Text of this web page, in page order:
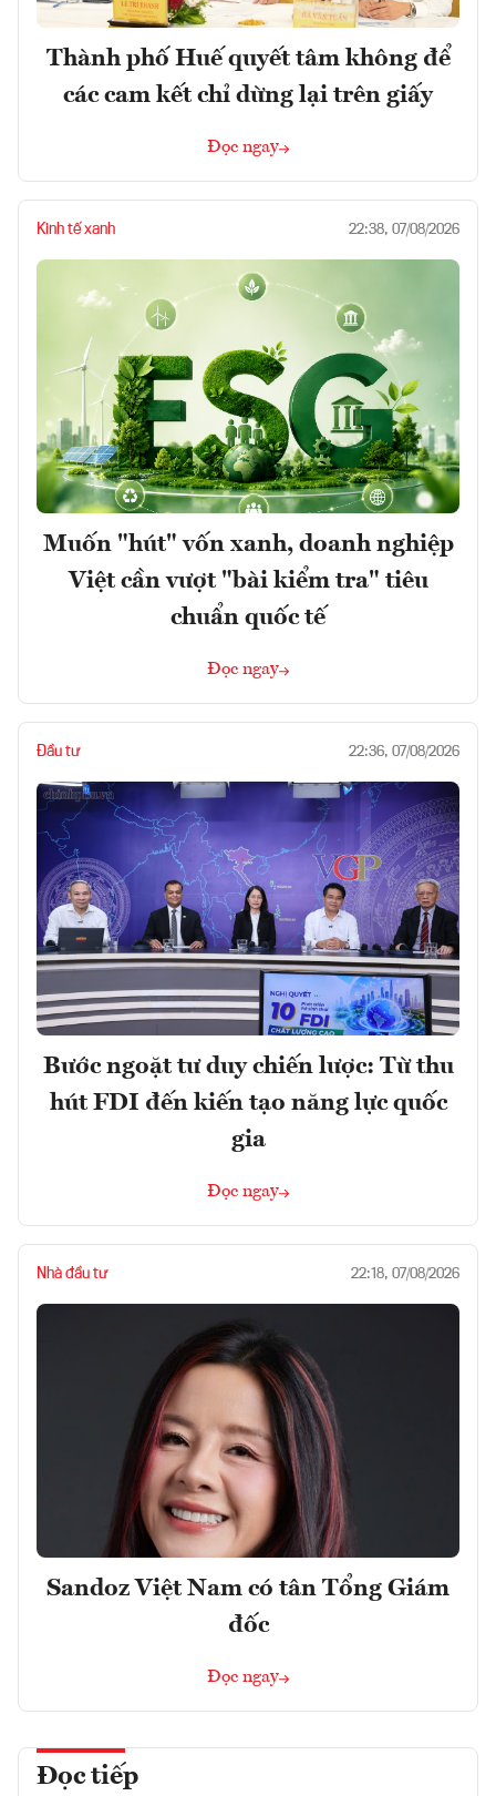
Thành phố Huế quyết tâm không để
các cam kết chỉ dừng lại trên giấy
Đọc ngay
Kinh tế xanh 22:38, 07/08/2026
Muốn "hút" vốn xanh, doanh nghiệp
Việt cần vượt "bài kiểm tra" tiêu
chuẩn quốc tế
Đọc ngay
Đầu tư 22:36, 07/08/2026
Bước ngoặt tư duy chiến lược: Từ thu
hút FDI đến kiến tạo năng lực quốc
gia
Đọc ngay
Nhà đầu tư 22:18, 07/08/2026
Sandoz Việt Nam có tân Tổng Giám
đốc
Đọc ngay
Đọc tiếp